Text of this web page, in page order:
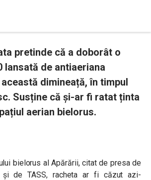
pretinde că a doborât o
lansată de antiaeriana
dimineață, în timpul
Susține că și-ar fi ratat ținta
aerian bielorus.
bielorus al Apărării, citat de presa de
de TASS, racheta ar fi căzut azi-